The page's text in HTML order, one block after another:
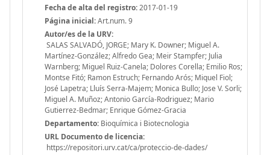
Fecha de alta del registro:2017-01-19
Página inicial:Art.num. 9
Autor/es de la URV:
SALAS SALVADÓ, JORGE; Mary K. Downer; Miguel A.
Martínez-González; Alfredo Gea; Meir Stampfer; Julia
Warnberg; Miguel Ruiz-Canela; Dolores Corella; Emilio Ros;
Montse Fitó; Ramon Estruch; Fernando Arós; Miquel Fiol;
José Lapetra; Lluís Serra-Majem; Monica Bullo; Jose V. Sorli;
Miguel A. Muñoz; Antonio García-Rodriguez; Mario
Gutierrez-Bedmar; Enrique Gómez-Gracia
Departamento: Bioquímica i Biotecnologia
URL Documento de licencia:
https://repositori.urv.cat/ca/proteccio-de-dades/